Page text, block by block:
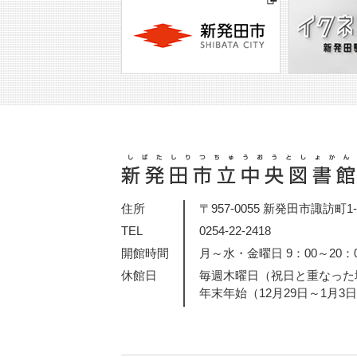
住所
〒957-0055 新発田市諏訪町
TEL
0254-22-2418
開館時間
月～水・金曜日 9：00～20
休館日
毎週木曜日（祝日と重なっ
年末年始（12月29日～1月3